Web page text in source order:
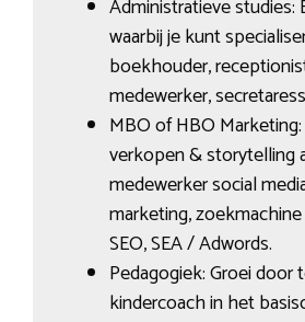
Administratieve studies:
waarbij je kunt
boekhouder,
medewerker,
MBO of HBO
verkopen & storytelling
medewerker social
marketing,
SEO, SEA / Adwords.
Pedagogiek: Groei
kindercoach in het